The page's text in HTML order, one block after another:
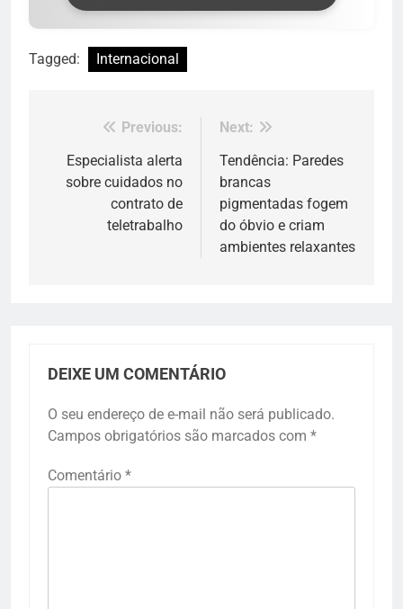
Tagged: Internacional
Navegação
de
Previous:
Especialista alerta
sobre cuidados no
contrato de
teletrabalho
Next:
Tendência: Paredes
brancas
pigmentadas fogem
do óbvio e criam
ambientes relaxantes
DEIXE UM COMENTÁRIO
O seu endereço de e-mail não será publicado.
Campos obrigatórios são marcados com *
Comentário *